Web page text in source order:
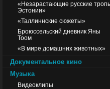
«Незарастающие русские
Эстонии»
«Таллиннские сюжеты»
Броюссельский дневник Яны
Тоом
«В мире домашних животных»
Документальное кино
Музыка
Видеоклипы